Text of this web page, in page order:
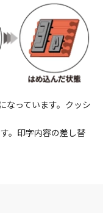
なっています。クッシ
。印字内容の差し替